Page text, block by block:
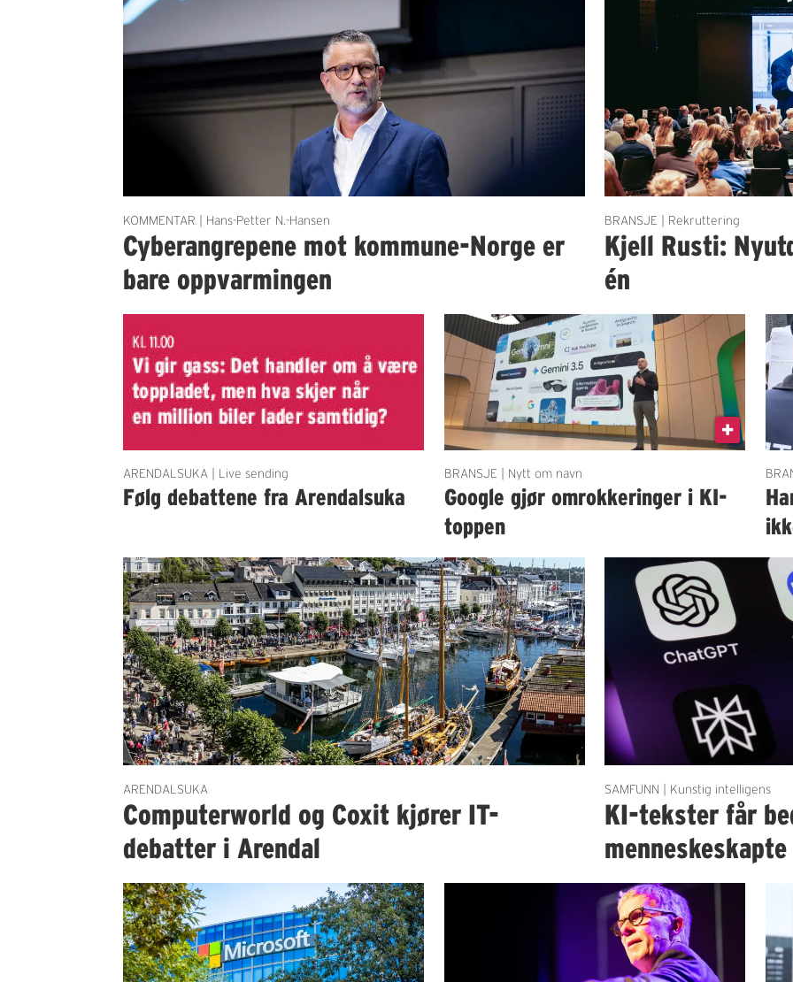
KOMMENTAR | Hans-Petter N.-Hansen
Cyberangrepene mot kommune-Norge er
bare oppvarmingen
BRANSJE | Rekruttering
Kjell Rusti:
én
ARENDALSUKA | Live sending
Følg debattene fra Arendalsuka
BRANSJE | Nytt om navn
Google gjør omrokkeringer i KI-
toppen
ARENDALSUKA
Computerworld og Coxit kjører IT-
debatter i Arendal
SAMFUNN | Kunstig intelligens
KI-tekster får
menneskeskapte